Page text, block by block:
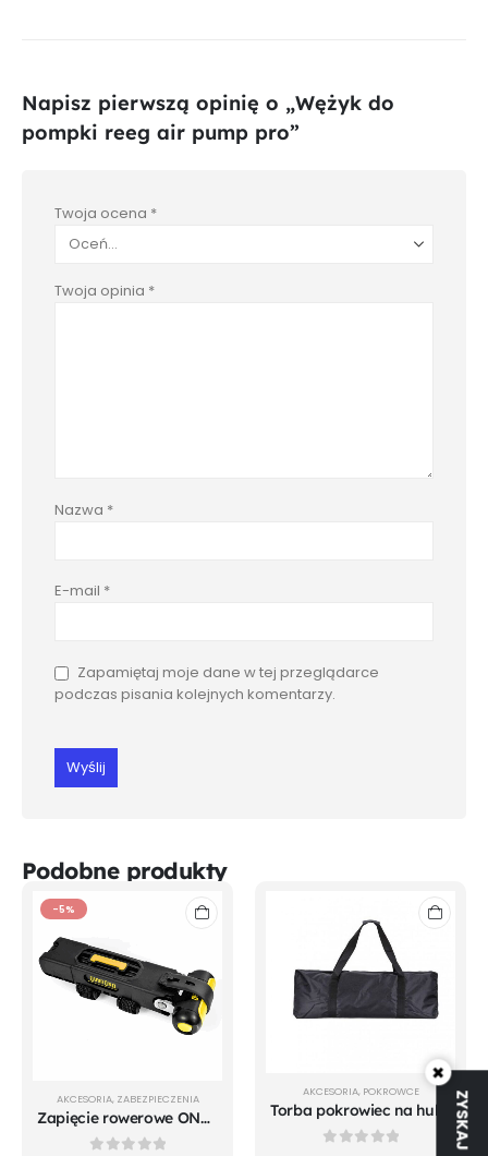
Napisz pierwszą opinię o „Wężyk do
pompki reeg air pump pro”
Twoja ocena *
Twoja opinia *
Nazwa *
E-mail *
Zapamiętaj moje dane w tej przeglądarce
podczas pisania kolejnych komentarzy.
Podobne produkty
-5%
AKCESORIA, ZABEZPIECZENIA
Zapięcie rowerowe ONGUARD Link Plate Lock REVOLVER X4P 8129 SKŁADANE - 112,5cm - 5 x Klucze z kodem
AKCESORIA, POKROWCE
×